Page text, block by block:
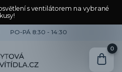
s ventilátorem na vybrané
kusy!
PO-PÁ 8:30 - 14:30
0